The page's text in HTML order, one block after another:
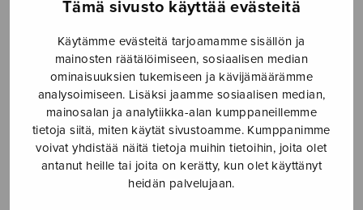
Tämä sivusto käyttää evästeitä
Käytämme evästeitä tarjoamamme sisällön ja
mainosten räätälöimiseen, sosiaalisen median
ominaisuuksien tukemiseen ja kävijämäärämme
analysoimiseen. Lisäksi jaamme sosiaalisen median,
mainosalan ja analytiikka-alan kumppaneillemme
tietoja siitä, miten käytät sivustoamme. Kumppanimme
voivat yhdistää näitä tietoja muihin tietoihin, joita olet
antanut heille tai joita on kerätty, kun olet käyttänyt
heidän palvelujaan.